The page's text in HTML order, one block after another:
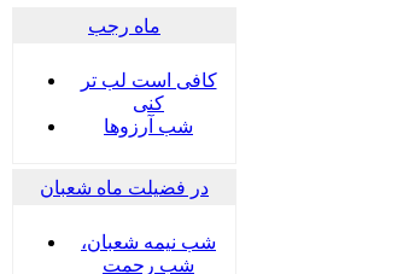
ماه رجب
کافی است لب تر
کنی
شب آرزوها
در فضیلت ماه شعبان
شب نیمه شعبان،
شب رحمت